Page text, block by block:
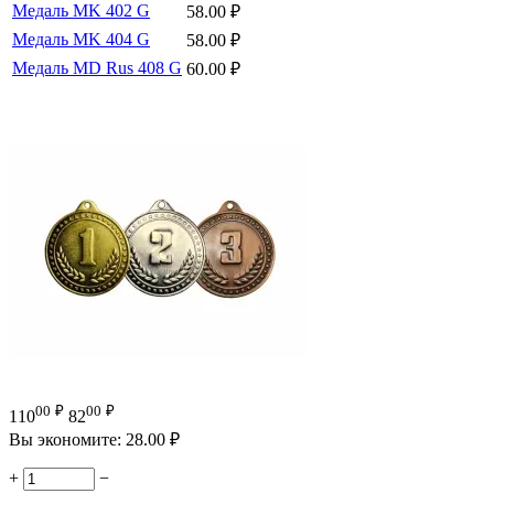
Медаль MK 402 G
58.00 ₽
Медаль MK 404 G
58.00 ₽
Медаль MD Rus 408 G 60.00 ₽
11000 ₽ 8200 ₽
Вы экономите: 28.00 ₽
+ −